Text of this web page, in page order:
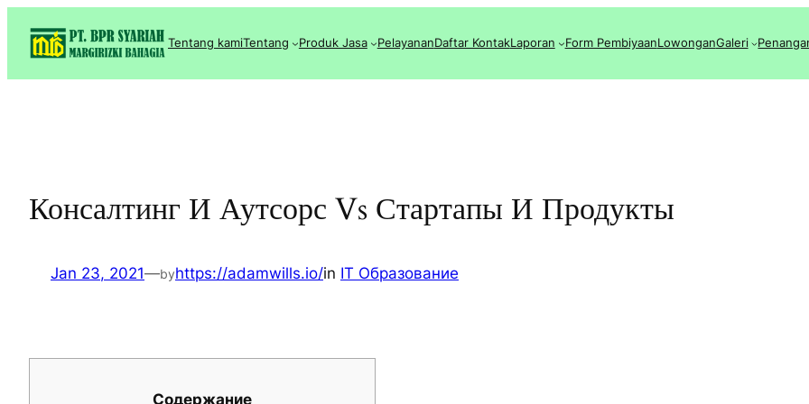
konten
Tentang kamiTentang Produk Jasa PelayananDaftar KontakLaporan Form PembiyaanLowonganGaleri
Консалтинг И Аутсорс Vs Стартапы И Продукты
Jan 23, 2021—byhttps://adamwills.io/in IT Образование
Содержание